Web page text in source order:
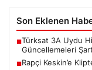
Son Eklenen
■Türksat 3A Uydu
Güncellemeleri
■Rapçi Keskin’e